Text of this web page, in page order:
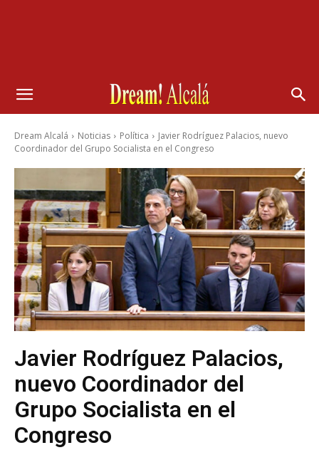
Dream Alcalá Noticias Política
Javier Rodríguez Palacios, nuevo
Coordinador del Grupo Socialista en el Congreso
Javier Rodríguez Palacios,
nuevo Coordinador del
Grupo Socialista en el
Congreso